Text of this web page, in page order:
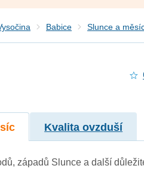
Babice Slunce a
Kvalita ovzduší
západů Slunce a další